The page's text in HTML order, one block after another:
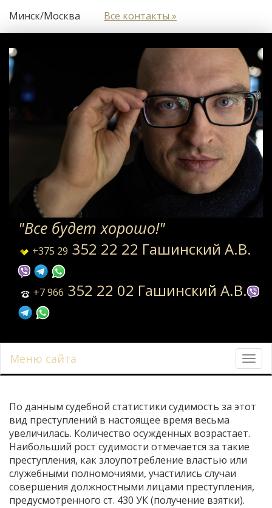
Минск/Москва Все контакты »
"Все будет хорошо!"
+375 29 352 22 22 Гашинский А.В.
+7 966 352 22 02 Гашинский А.В.
Меню сайта
По данным судебной статистики судимость за этот
вид преступлений в настоящее время весьма
увеличилась. Количество осужденных возрастает.
Наибольший рост судимости отмечается за такие
преступления, как злоупотребление властью или
служебными полномочиями, участились случаи
совершения должностными лицами преступления,
предусмотренного ст. 430 УК (получение взятки).